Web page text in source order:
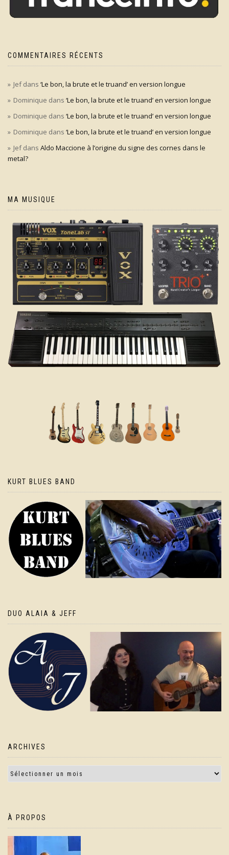
COMMENTAIRES RÉCENTS
Jefdans ‘Le bon, la brute et le truand’ en version longue
Dominique dans ‘Le bon, la brute et le truand’ en version longue
Dominique dans ‘Le bon, la brute et le truand’ en version longue
Dominique dans ‘Le bon, la brute et le truand’ en version longue
Jefdans Aldo Maccione à l’origine du signe des cornes dans le
metal?
MA MUSIQUE
KURT BLUES BAND
DUO ALAIA & JEFF
ARCHIVES
À PROPOS